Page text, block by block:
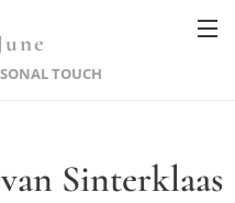
TOUCH
Sinterklaas